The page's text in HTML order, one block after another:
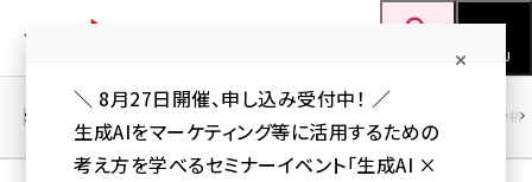
ン
MENU
SEO アクセス解析／データ分析
＼ 8月27日開催、申し込み受付中！ ／
生成AIをマーケティング等に活用するための
考え方を学べるセミナーイベント「生成AI ×